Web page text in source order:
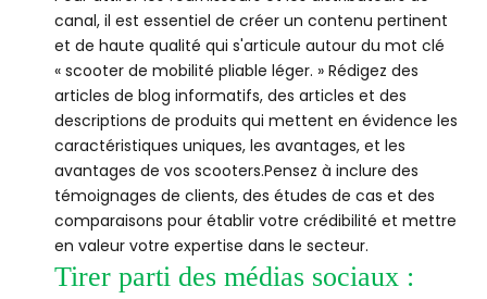
canal, il est essentiel de créer un contenu pertinent
et de haute qualité qui s'articule autour du mot clé
« scooter de mobilité pliable léger. » Rédigez des
articles de blog informatifs, des articles et des
descriptions de produits qui mettent en évidence les
caractéristiques uniques, les avantages, et les
avantages de vos scooters.Pensez à inclure des
témoignages de clients, des études de cas et des
comparaisons pour établir votre crédibilité et mettre
en valeur votre expertise dans le secteur.
Tirer parti des médias sociaux :